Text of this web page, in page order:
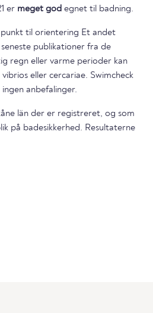
er meget god egnet til badning.
til orientering Et andet
publikationer fra de
regn eller varme perioder kan
eller cercariae. Swimcheck
anbefalinger.
län der er registreret, og som
på badesikkerhed. Resultaterne